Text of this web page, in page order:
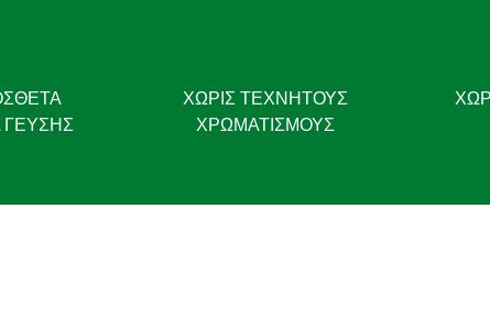
ΓΕΎΣΗΣ
ΧΩΡΊΣ ΤΕΧΝΗΤΟΎΣ
ΧΡΩΜΑΤΙΣΜΟΎΣ